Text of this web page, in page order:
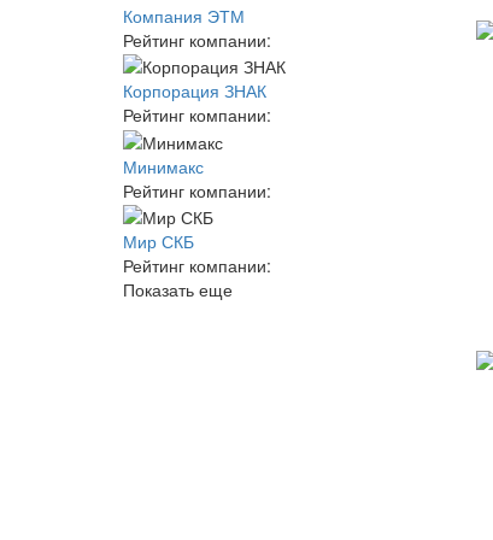
Компания ЭТМ
Рейтинг компании:
Корпорация ЗНАК
Рейтинг компании:
Минимакс
Рейтинг компании:
Мир СКБ
Рейтинг компании:
Показать еще